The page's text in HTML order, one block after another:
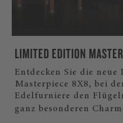
LIMITED EDITION
Entdecken Sie die
Masterpiece 8X8, bei
Edelfurniere den
ganz besonderen